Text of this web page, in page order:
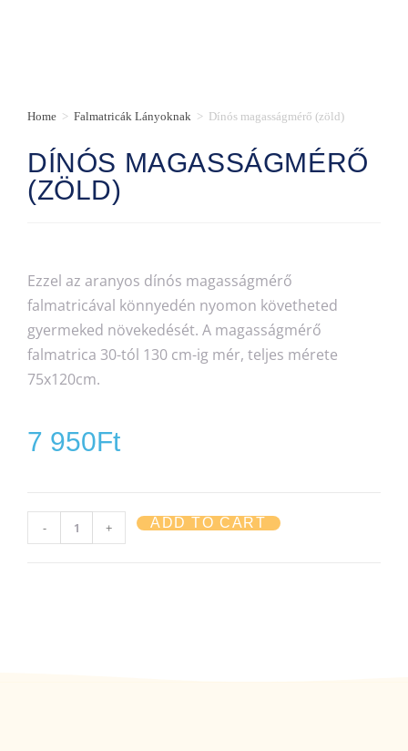
Home > Falmatricák Lányoknak > Dínós magasságmérő (zöld)
DÍNÓS MAGASSÁGMÉRŐ
(ZÖLD)
Ezzel az aranyos dínós magasságmérő
falmatricával könnyedén nyomon követheted
gyermeked növekedését. A magasságmérő
falmatrica 30-tól 130 cm-ig mér, teljes mérete
75x120cm.
7 950Ft
- + ADD TO CART